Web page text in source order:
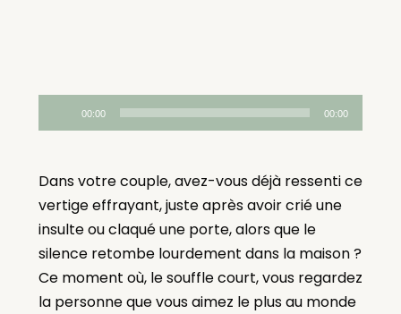
Lecteur
audio
00:00 00:00
Dans votre couple, avez-vous déjà ressenti ce
vertige effrayant, juste après avoir crié une
insulte ou claqué une porte, alors que le
silence retombe lourdement dans la maison ?
Ce moment où, le souffle court, vous regardez
la personne que vous aimez le plus au monde